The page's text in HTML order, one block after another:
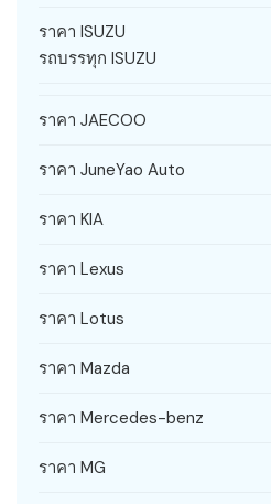
ราคา ISUZU
รถบรรทุก ISUZU
ราคา JAECOO
ราคา JuneYao Auto
ราคา KIA
ราคา Lexus
ราคา Lotus
ราคา Mazda
ราคา Mercedes-benz
ราคา MG